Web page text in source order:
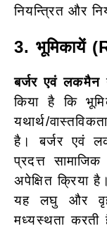
नियन्त्रित और
3. भूमिकायें
बर्जर एवं लकमैन
किया है कि
यथार्थ/
है। बर्जर एवं
प्रदत्त
अपेक्षित क्रिया
यह लघु और
मध्यस्थता